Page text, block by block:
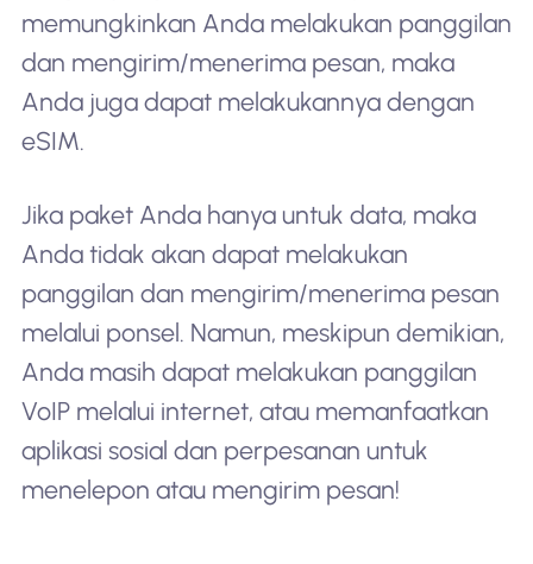
memungkinkan Anda melakukan panggilan
dan mengirim/menerima pesan, maka
Anda juga dapat melakukannya dengan
eSIM.
Jika paket Anda hanya untuk data, maka
Anda tidak akan dapat melakukan
panggilan dan mengirim/menerima pesan
melalui ponsel. Namun, meskipun demikian,
Anda masih dapat melakukan panggilan
VoIP melalui internet, atau memanfaatkan
aplikasi sosial dan perpesanan untuk
menelepon atau mengirim pesan!